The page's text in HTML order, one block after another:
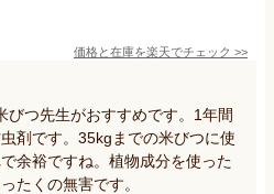
価格と在庫を楽天でチェック >>
びつ先生がおすすめです。1年間
剤です。35kgまでの米びつに使
余裕ですね。植物成分を使った
たくの無害です。